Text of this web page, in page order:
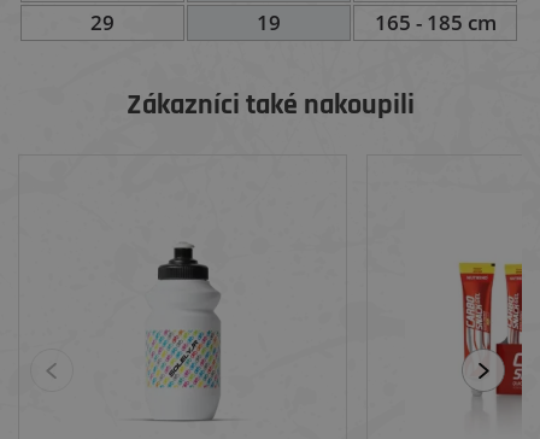
29
19 165 - 185 cm
Zákazníci také nakoupili